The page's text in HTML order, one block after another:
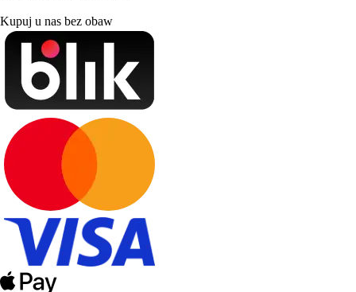
Kupuj u nas bez obaw